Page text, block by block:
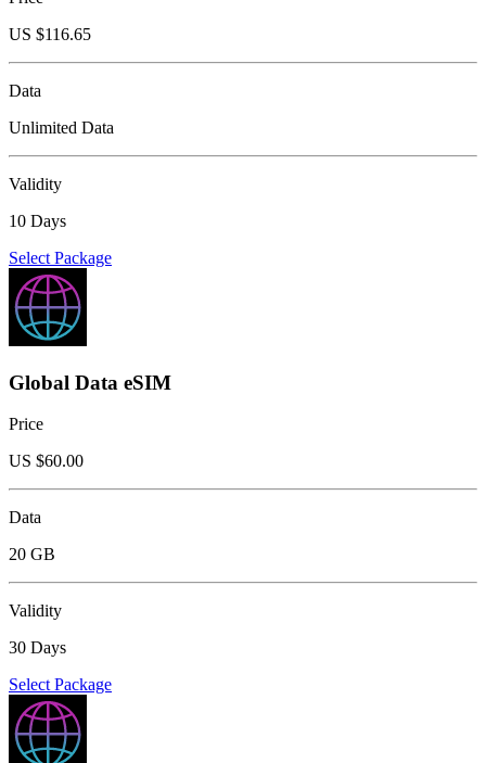
US $116.65
Data
Unlimited Data
Validity
10 Days
Select Package
Global Data eSIM
Price
US $60.00
Data
20 GB
Validity
30 Days
Select Package